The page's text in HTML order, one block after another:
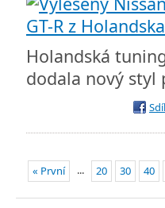
Holandská
dodala nový styl
« První ... 20 30 40